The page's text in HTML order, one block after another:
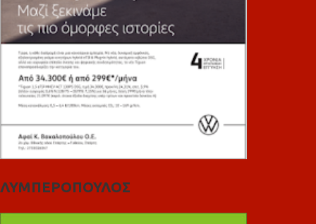
ΛΥΜΠΕΡΟΠΟΥΛΟΣ